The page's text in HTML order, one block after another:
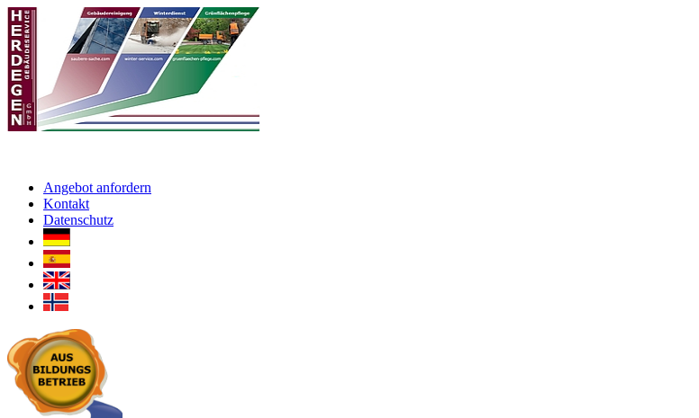
Angebot anfordern
Kontakt
Datenschutz